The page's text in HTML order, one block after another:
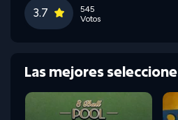
3.7
545
Votos
Las mejores